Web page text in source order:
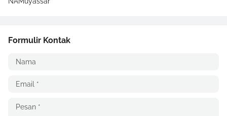
Formulir Kontak